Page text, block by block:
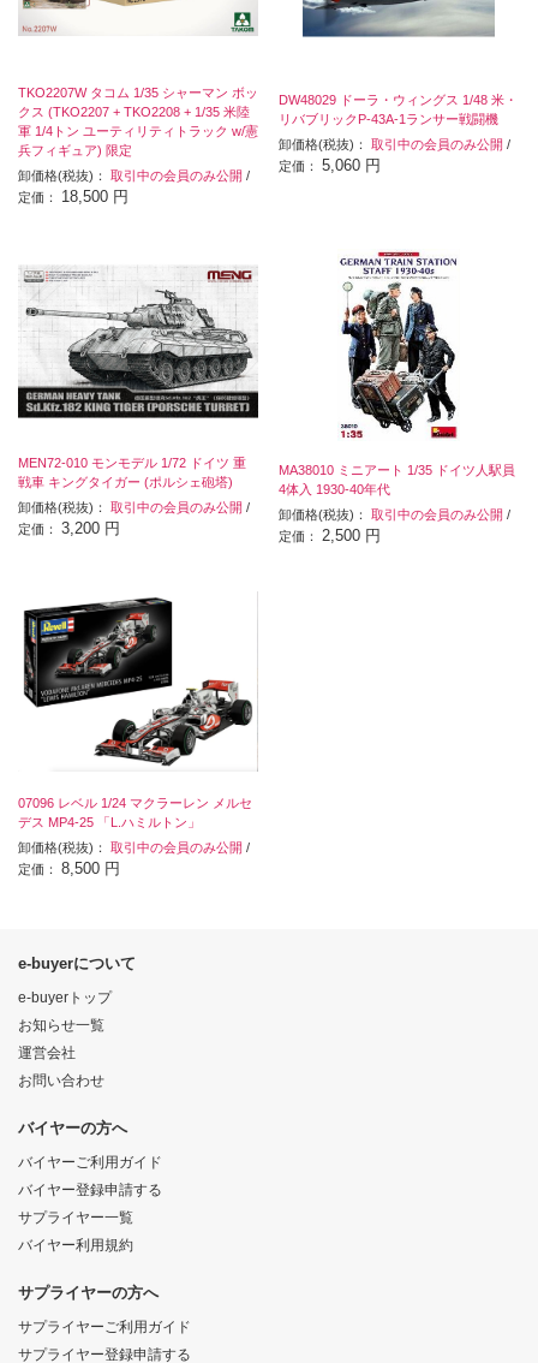
TKO2207W タコム 1/35 シャーマン ボッ
クス (TKO2207 + TKO2208 + 1/35 米陸
軍 1/4トン ユーティリティトラック w/憲
兵フィギュア) 限定
卸価格(税抜)： 取引中の会員のみ公開 /
定価： 18,500 円
DW48029 ドーラ・ウィングス 1/48 米・
リバブリックP-43A-1ランサー戦闘機
卸価格(税抜)：取引中の会員のみ公開 /
定価：5,060 円
MEN72-010 モンモデル 1/72 ドイツ 重
戦車 キングタイガー (ポルシェ砲塔)
卸価格(税抜)： 取引中の会員のみ公開 /
定価： 3,200 円
MA38010 ミニアート 1/35 ドイツ人駅員
4体入 1930-40年代
卸価格(税抜)：取引中の会員のみ公開 /
定価： 2,500 円
07096 レベル 1/24 マクラーレン メルセ
デス MP4-25 「L.ハミルトン」
卸価格(税抜)： 取引中の会員のみ公開 /
定価： 8,500 円
e-buyerについて
e-buyerトップ
お知らせ一覧
運営会社
お問い合わせ
バイヤーの方へ
バイヤーご利用ガイド
バイヤー登録申請する
サプライヤー一覧
バイヤー利用規約
サプライヤーの方へ
サプライヤーご利用ガイド
サプライヤー登録申請する